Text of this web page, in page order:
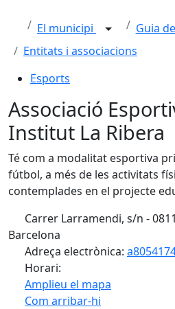
El municipi
Guia
Entitats i associacions
Esports
Associació
Institut La Ribera
Té com a modalitat esportiva
fútbol, a més de les activitats
contemplades en el projecte
Carrer Larramendi, s/n -
Barcelona
Adreça electrònica:
Horari:
Amplieu el mapa
Com arribar-hi